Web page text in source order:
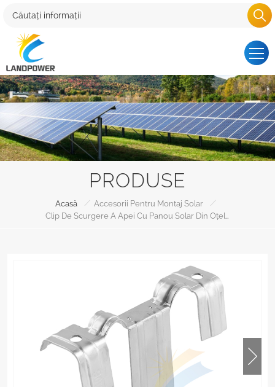
PRODUSE
Acasă / Accesorii Pentru Montaj Solar
/